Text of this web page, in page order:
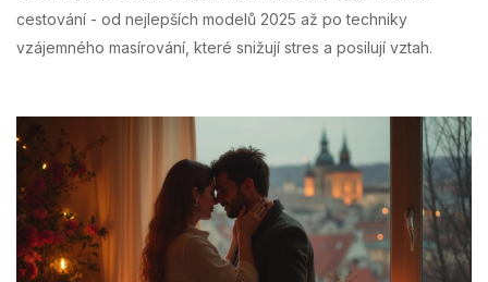
cestování - od nejlepších modelů 2025 až po techniky
vzájemného masírování, které snižují stres a posilují vztah.